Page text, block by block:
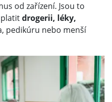
od zařízení. Jsou to
platitdrogerii, léky,
pedikúru nebo menší